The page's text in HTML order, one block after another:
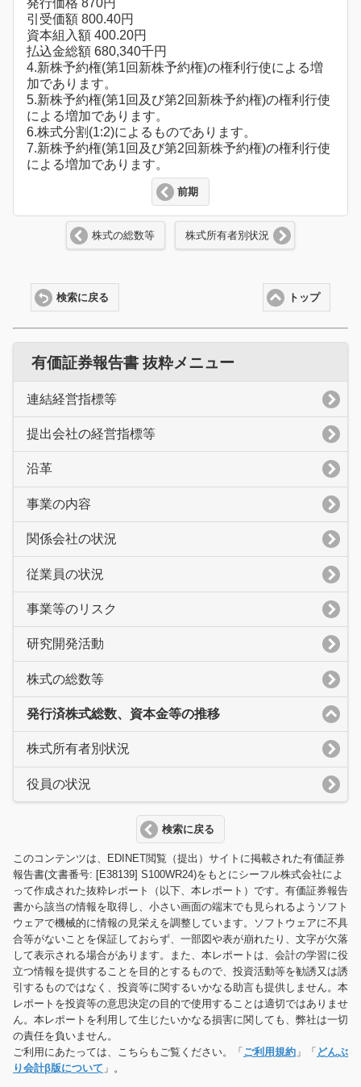
発行価格 870円
引受価額 800.40円
資本組入額 400.20円
払込金総額 680,340千円
4.新株予約権(第1回新株予約権)の権利行使による増
加であります。
5.新株予約権(第1回及び第2回新株予約権)の権利行使
による増加であります。
6.株式分割(1:2)によるものであります。
7.新株予約権(第1回及び第2回新株予約権)の権利行使
による増加であります。
前期
株式の総数等 株式所有者別状況
トップ
検索に戻る
有価証券報告書 抜粋メニュー
連結経営指標等
提出会社の経営指標等
沿革
事業の内容
関係会社の状況
従業員の状況
事業等のリスク
研究開発活動
株式の総数等
発行済株式総数、資本金等の推移
株式所有者別状況
役員の状況
検索に戻る
このコンテンツは、EDINET閲覧（提出）サイトに掲載された有価証券
報告書(文書番号: [E38139] S100WR24)をもとにシーフル株式会社によ
って作成された抜粋レポート（以下、本レポート）です。有価証券報告
書から該当の情報を取得し、小さい画面の端末でも見られるようソフト
ウェアで機械的に情報の見栄えを調整しています。ソフトウェアに不具
合等がないことを保証しておらず、一部図や表が崩れたり、文字が欠落
して表示される場合があります。また、本レポートは、会計の学習に役
立つ情報を提供することを目的とするもので、投資活動等を勧誘又は誘
引するものではなく、投資等に関するいかなる助言も提供しません。本
レポートを投資等の意思決定の目的で使用することは適切ではありませ
ん。本レポートを利用して生じたいかなる損害に関しても、弊社は一切
の責任を負いません。
ご利用にあたっては、こちらもご覧ください。「 ご利用規約 」「 どんぶ
り会計β版について 」。